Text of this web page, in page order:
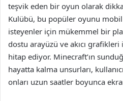
teşvik eden bir oyun olarak
Kulübü, bu popüler oyunu
isteyenler için mükemmel bir
dostu arayüzü ve akıcı
hitap ediyor. Minecraft’ın
hayatta kalma unsurları,
onları uzun saatler boyunca